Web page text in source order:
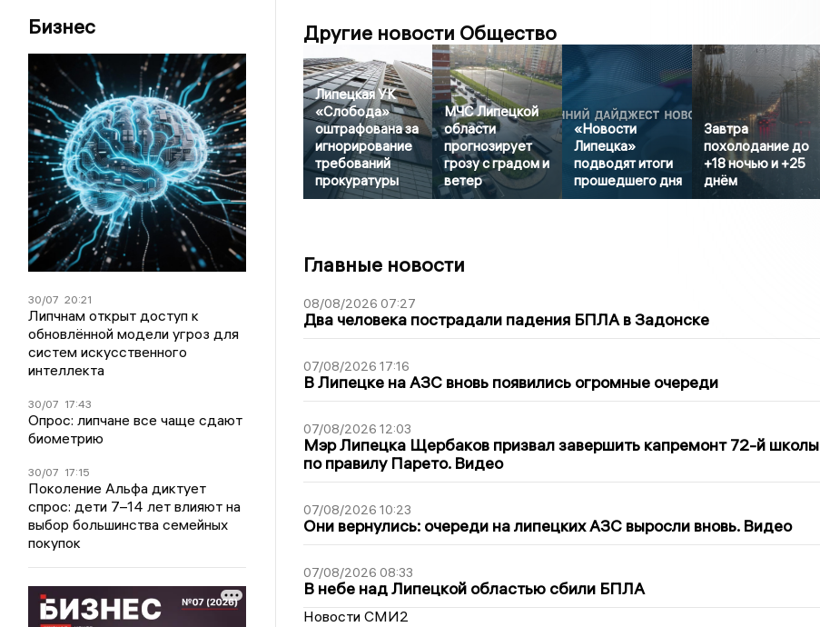
Бизнес
30/07 20:21
Липчнам открыт доступ к
обновлённой модели угроз для
систем искусственного
интеллекта
30/07 17:43
Опрос: липчане все чаще сдают
биометрию
30/07 17:15
Поколение Альфа диктует
спрос: дети 7–14 лет влияют на
выбор большинства семейных
покупок
Другие новости Общество
Липецкая УК
«Слобода»
оштрафована за
игнорирование
требований
прокуратуры
МЧС Липецкой
области
прогнозирует
грозу с градом и
ветер
«Новости
Липецка»
подводят итоги
прошедшего дня
Завтра
похолодание до
+18 ночью и +25
днём
Главные новости
08/08/2026 07:27
Два человека пострадали падения БПЛА в Задонске
07/08/2026 17:16
В Липецке на АЗС вновь появились огромные очереди
07/08/2026 12:03
Мэр Липецка Щербаков призвал завершить капремонт 72-й школы
по правилу Парето. Видео
07/08/2026 10:23
Они вернулись: очереди на липецких АЗС выросли вновь. Видео
07/08/2026 08:33
В небе над Липецкой областью сбили БПЛА
Новости СМИ2